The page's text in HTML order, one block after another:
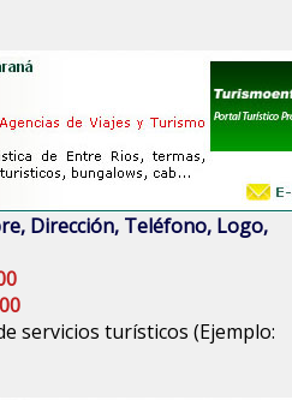
Dirección, Teléfono, Logo,
servicios turísticos (Ejemplo: